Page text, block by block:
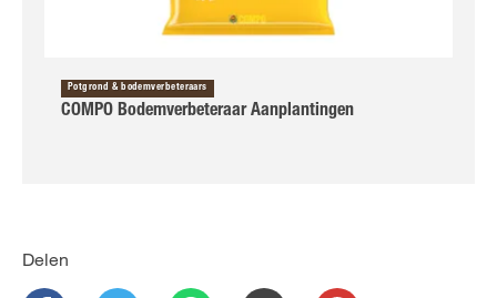
Potgrond & bodemverbeteraars
COMPO Bodemverbeteraar Aanplantingen
Delen